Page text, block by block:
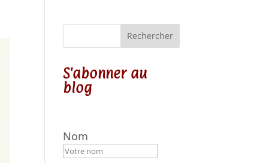
Rechercher
S'abonner au
blog
Nom